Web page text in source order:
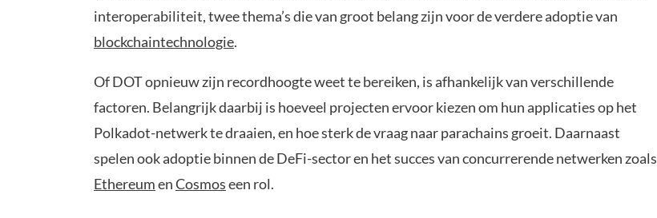
interoperabiliteit, twee thema’s die van groot belang zijn voor de verdere adoptie van
blockchaintechnologie.
Of DOT opnieuw zijn recordhoogte weet te bereiken, is afhankelijk van verschillende
factoren. Belangrijk daarbij is hoeveel projecten ervoor kiezen om hun applicaties op het
Polkadot-netwerk te draaien, en hoe sterk de vraag naar parachains groeit. Daarnaast
spelen ook adoptie binnen de DeFi-sector en het succes van concurrerende netwerken zoals
EthereumenCosmoseen rol.